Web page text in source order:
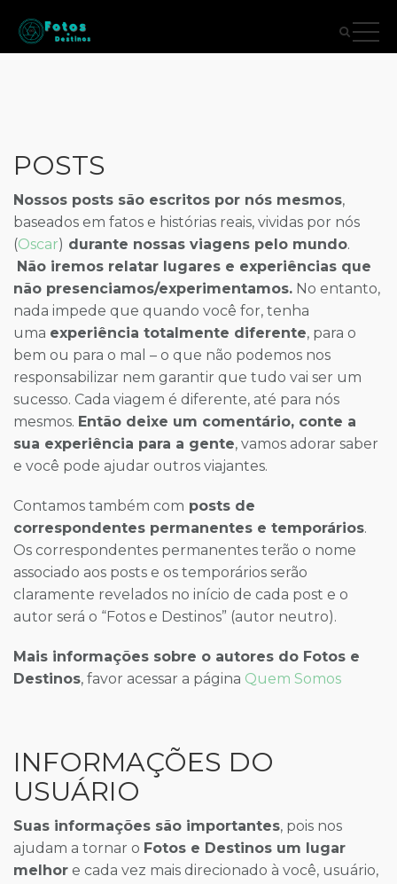
POSTS
Nossos posts são escritos por nós mesmos,
baseados em fatos e histórias reais, vividas por nós
(Oscar) durante nossas viagens pelo mundo.
Não iremos relatar lugares e experiências que
não presenciamos/experimentamos. No entanto,
nada impede que quando você for, tenha
uma experiência totalmente diferente, para o
bem ou para o mal – o que não podemos nos
responsabilizar nem garantir que tudo vai ser um
sucesso. Cada viagem é diferente, até para nós
mesmos. Então deixe um comentário, conte a
sua experiência para a gente, vamos adorar saber
e você pode ajudar outros viajantes.
Contamos também com posts de
correspondentes permanentes e temporários.
Os correspondentes permanentes terão o nome
associado aos posts e os temporários serão
claramente revelados no início de cada post e o
autor será o “Fotos e Destinos” (autor neutro).
Mais informações sobre o autores do Fotos e
Destinos, favor acessar a página Quem Somos
INFORMAÇÕES DO
USUÁRIO
Suas informações são importantes, pois nos
ajudam a tornar o Fotos e Destinos um lugar
melhor e cada vez mais direcionado à você, usuário,